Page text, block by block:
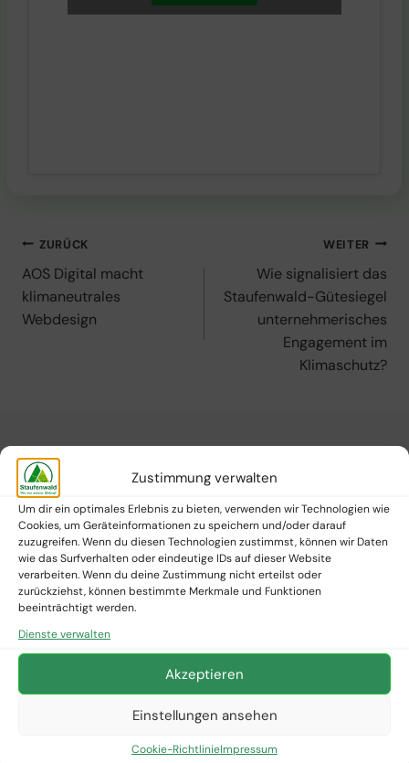
Zustimmung verwalten
Um dir ein optimales Erlebnis zu bieten, verwenden wir Technologien wie
Cookies, um Geräteinformationen zu speichern und/oder darauf
zuzugreifen. Wenn du diesen Technologien zustimmst, können wir Daten
wie das Surfverhalten oder eindeutige IDs auf dieser Website
verarbeiten. Wenn du deine Zustimmung nicht erteilst oder
zurückziehst, können bestimmte Merkmale und Funktionen
beeinträchtigt werden.
Dienste verwalten
Akzeptieren
Einstellungen ansehen
Cookie-RichtlinieImpressum
Beitragsnavigation
ZURÜCK
AOS Digital macht
klimaneutrales
Webdesign
WEITER
Wie signalisiert das
Staufenwald-Gütesiegel
unternehmerisches
Engagement im
Klimaschutz?
Ähnliche Beiträge: